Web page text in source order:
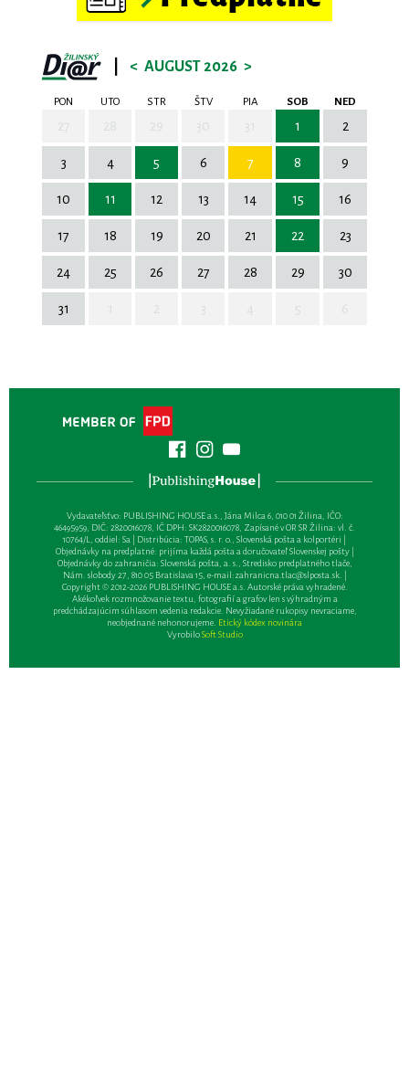
< AUGUST 2026 >
PON UTO STR ŠTV PIA SOB NED
1 2
3 4 5 6 7 8 9
10 11 12 13 14 15 16
17 18 19 20 21 22 23
24 25 26 27 28 29 30
31
Vydavateľsťvo: PUBLISHING HOUSE a.s., Jána Milca 6, 010 01 Žilina, IČO:
46495959, DIČ: 2820016078, IČ DPH: SK2820016078, Zapísané v OR SR Žilina: vl. č.
10764/L, oddiel: Sa | Distribúcia: TOPAS, s. r. o., Slovenská pošta a kolportéri |
Objednávky na predplatné: prijíma každá pošta a doručovateľ Slovenskej pošty |
Objednávky do zahraničia: Slovenská pošta, a. s., Stredisko predplatného tlače,
Nám. slobody 27, 810 05 Bratislava 15, e-mail:zahranicna.tlac@slposta.sk. |
Copyright © 2012-2026 PUBLISHING HOUSE a.s. Autorské práva vyhradené.
Akékoľvek rozmnožovanie textu, fotografií a grafov len s výhradným a
predchádzajúcim súhlasom vedenia redakcie. Nevyžiadané rukopisy nevraciame,
neobjednané nehonorujeme. Etický kódex novinára
VyrobiloSoft Studio